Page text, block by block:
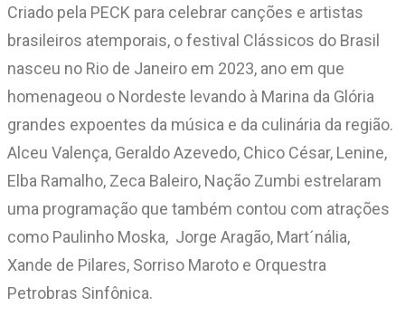
Criado pela PECK para celebrar canções e artistas
brasileiros atemporais, o festival Clássicos do Brasil
nasceu no Rio de Janeiro em 2023, ano em que
homenageou o Nordeste levando à Marina da Glória
grandes expoentes da música e da culinária da região.
Alceu Valença, Geraldo Azevedo, Chico César, Lenine,
Elba Ramalho, Zeca Baleiro, Nação Zumbi estrelaram
uma programação que também contou com atrações
como Paulinho Moska, Jorge Aragão, Mart´nália,
Xande de Pilares, Sorriso Maroto e Orquestra
Petrobras Sinfônica.